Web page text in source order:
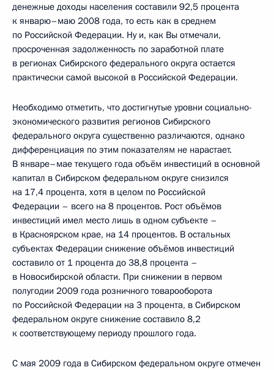
денежные доходы населения составили 92,5 процента
к январю–маю 2008 года, то есть как в среднем
по Российской Федерации. Ну и, как Вы отмечали,
просроченная задолженность по заработной плате
в регионах Сибирского федерального округа остается
практически самой высокой в Российской Федерации.
Необходимо отметить, что достигнутые уровни социально-
экономического развития регионов Сибирского
федерального округа существенно различаются, однако
дифференциация по этим показателям не нарастает.
В январе–мае текущего года объём инвестиций в основной
капитал в Сибирском федеральном округе снизился
на 17,4 процента, хотя в целом по Российской
Федерации – всего на 8 процентов. Рост объёмов
инвестиций имел место лишь в одном субъекте –
в Красноярском крае, на 14 процентов. В остальных
субъектах Федерации снижение объёмов инвестиций
составило от 1 процента до 38,8 процента –
в Новосибирской области. При снижении в первом
полугодии 2009 года розничного товарооборота
по Российской Федерации на 3 процента, в Сибирском
федеральном округе снижение составило 8,2
к соответствующему периоду прошлого года.
С мая 2009 года в Сибирском федеральном округе отмечен